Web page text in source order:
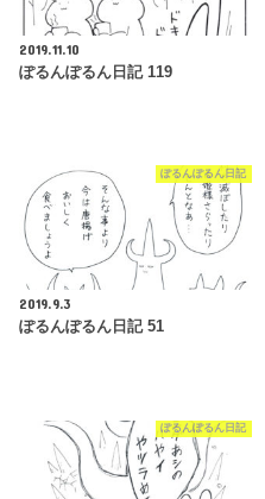
2019.11.10
ぽるんぽるん日記 119
ぽるんぽるん日記
2019.9.3
ぽるんぽるん日記 51
ぽるんぽるん日記